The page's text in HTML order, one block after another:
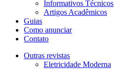
Informativos Técnicos
Artigos Acadêmicos
Guias
Como anunciar
Contato
Outras revistas
Eletricidade Moderna